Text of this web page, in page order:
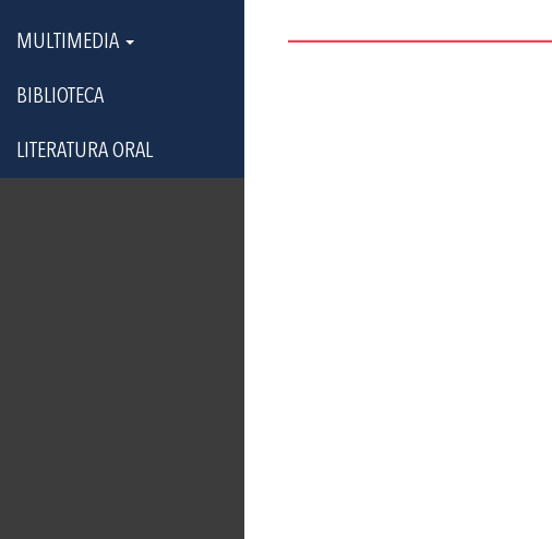
MULTIMEDIA
BIBLIOTECA
LITERATURA ORAL